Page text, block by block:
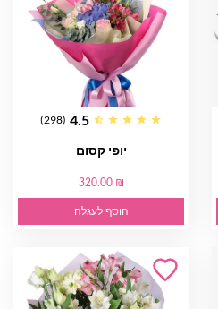
4.5
(298)
יופי קסום
320.00 ₪
הוסף לעגלה